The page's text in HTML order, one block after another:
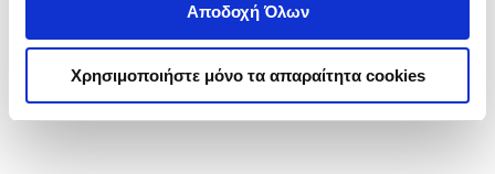
Αποδοχή Όλων
Χρησιμοποιήστε μόνο τα απαραίτητα cookies